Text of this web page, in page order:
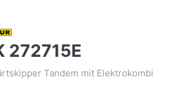
272715E
Tandem mit Elektrokombi